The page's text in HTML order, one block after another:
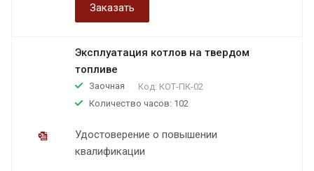
Заказать
Эксплуатация котлов на твердом
топливе
Заочная Код: КОТ-ПК-02
Количество часов: 102
Удостоверение о повышении
квалификации